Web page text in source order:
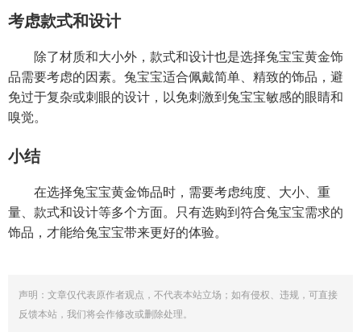
考虑款式和设计
除了材质和大小外，款式和设计也是选择兔宝宝黄金饰
品需要考虑的因素。兔宝宝适合佩戴简单、精致的饰品，避
免过于复杂或刺眼的设计，以免刺激到兔宝宝敏感的眼睛和
嗅觉。
小结
在选择兔宝宝黄金饰品时，需要考虑纯度、大小、重
量、款式和设计等多个方面。只有选购到符合兔宝宝需求的
饰品，才能给兔宝宝带来更好的体验。
声明：文章仅代表原作者观点，不代表本站立场；如有侵权、违规，可直接
反馈本站，我们将会作修改或删除处理。